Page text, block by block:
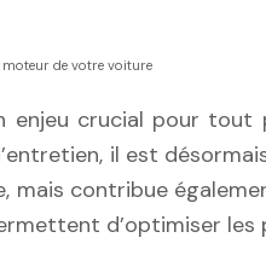
de votre voiture
crucial pour tout
il est
contribue
d’optimiser